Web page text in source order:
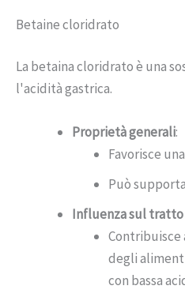
Betaine cloridrato
La betaina cloridrato è una
l'acidità gastrica.
Proprietà generali:
Favorisce
Può
Influenza sul
Contribuisce
degli
con bassa